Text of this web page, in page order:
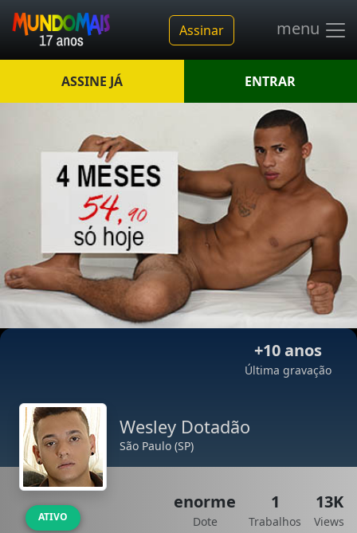
Assinar menu
ASSINE JÁ ENTRAR
+10 anos
Última gravação
Wesley Dotadão
São Paulo (SP)
ATIVO
enorme
Dote
1
Trabalhos
13K
Views